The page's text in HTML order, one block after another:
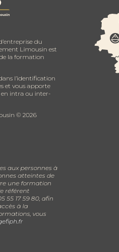
du
Limousin est
la formation
l’identification
et vous apporte
intra ou inter-
©2026
aux personnes à
atteintes de
une formation
référent
55 17 59 80, afin
à la
vous